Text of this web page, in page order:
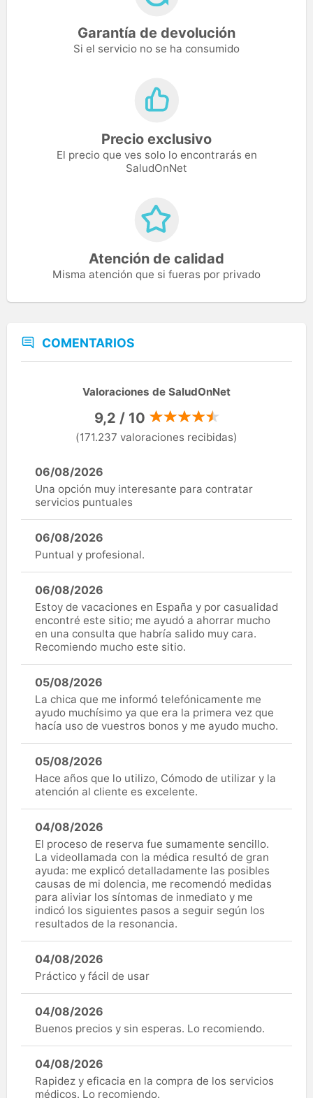
Garantía de devolución
Si el servicio no se ha consumido
Precio exclusivo
El precio que ves solo lo encontrarás en
SaludOnNet
Atención de calidad
Misma atención que si fueras por privado
COMENTARIOS
Valoraciones de SaludOnNet
9,2 / 10
(171.237 valoraciones recibidas)
06/08/2026
Una opción muy interesante para contratar
servicios puntuales
06/08/2026
Puntual y profesional.
06/08/2026
Estoy de vacaciones en España y por casualidad
encontré este sitio; me ayudó a ahorrar mucho
en una consulta que habría salido muy cara.
Recomiendo mucho este sitio.
05/08/2026
La chica que me informó telefónicamente me
ayudo muchísimo ya que era la primera vez que
hacía uso de vuestros bonos y me ayudo mucho.
05/08/2026
Hace años que lo utilizo, Cómodo de utilizar y la
atención al cliente es excelente.
04/08/2026
El proceso de reserva fue sumamente sencillo.
La videollamada con la médica resultó de gran
ayuda: me explicó detalladamente las posibles
causas de mi dolencia, me recomendó medidas
para aliviar los síntomas de inmediato y me
indicó los siguientes pasos a seguir según los
resultados de la resonancia.
04/08/2026
Práctico y fácil de usar
04/08/2026
Buenos precios y sin esperas. Lo recomiendo.
04/08/2026
Rapidez y eficacia en la compra de los servicios
médicos. Lo recomiendo.